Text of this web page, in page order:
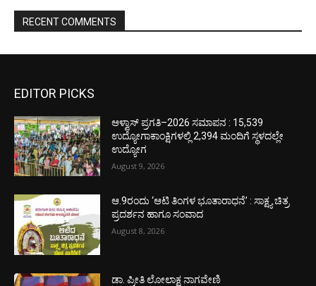
RECENT COMMENTS
EDITOR PICKS
ಆಳ್ವಾಸ್ ಪ್ರಗತಿ–2026 ಸಮಾಪನ : 15,539
ಉದ್ಯೋಗಾಕಾಂಕ್ಷಿಗಳಲ್ಲಿ 2,394 ಮಂದಿಗೆ ಸ್ಥಳದಲ್ಲೇ
ಉದ್ಯೋಗ
August 9, 2026
ಆ.9ರಂದು ‘ಆಟಿ ತಿಂಗಳ ಭೂತಾರಾಧನೆ’ : ಸಾಕ್ಷ್ಯ ಚಿತ್ರ
ಪ್ರದರ್ಶನ ಹಾಗೂ ಸಂವಾದ
August 8, 2026
ಡಾ. ಪ್ರೀತಿ ಲೋಲಾಕ್ಷ ನಾಗವೇಣಿ